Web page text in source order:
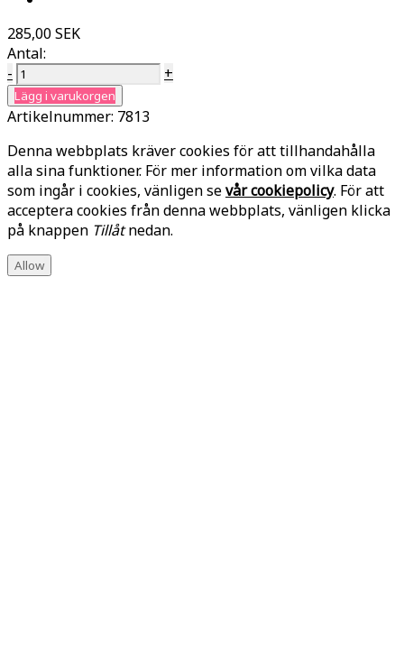
285,00 SEK
Antal:
-
+
Lägg i varukorgen
Artikelnummer: 7813
Denna webbplats kräver cookies för att tillhandahålla
alla sina funktioner. För mer information om vilka data
som ingår i cookies, vänligen sevår cookiepolicy. För att
acceptera cookies från denna webbplats, vänligen klicka
på knappen Tillåtnedan.
Allow